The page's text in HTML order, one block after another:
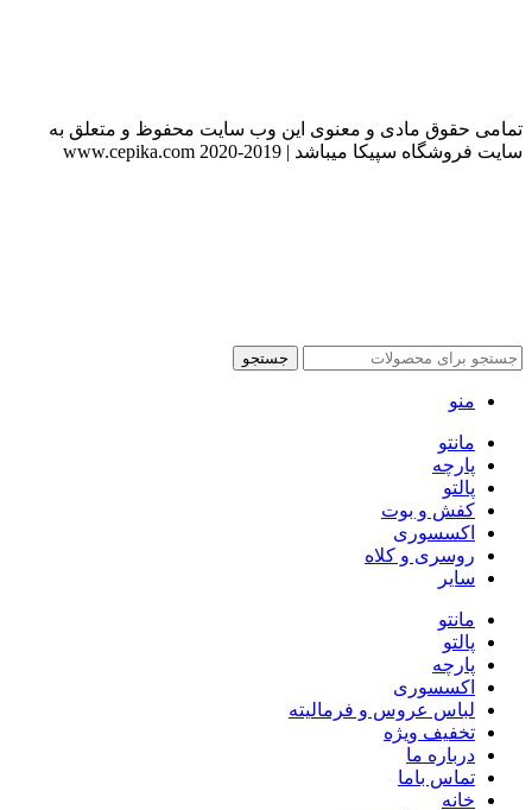
تمامی حقوق مادی و معنوی این وب سایت محفوظ و متعلق به
سایت فروشگاه سپیکا میباشد | 2019-www.cepika.com 2020
جستجو
منو
مانتو
پارچه
پالتو
کفش و بوت
اکسسوری
روسری و کلاه
سایر
مانتو
پالتو
پارچه
اکسسوری
لباس عروس و فرمالیته
تخفیف ویژه
درباره ما
تماس باما
خانه